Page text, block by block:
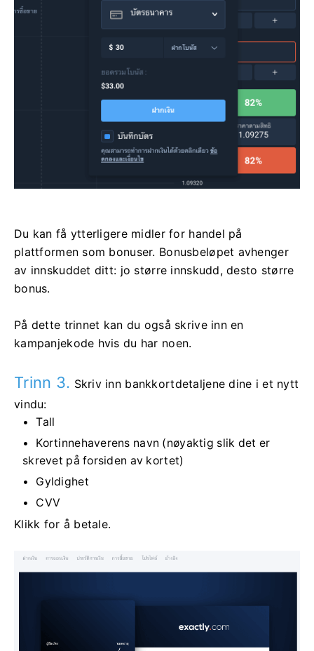
Du kan få ytterligere midler for handel på
plattformen som bonuser. Bonusbeløpet avhenger
av innskuddet ditt: jo større innskudd, desto større
bonus.
På dette trinnet kan du også skrive inn en
kampanjekode hvis du har noen.
Trinn 3. Skriv inn bankkortdetaljene dine i et nytt
vindu:
Tall
Kortinnehaverens navn (nøyaktig slik det er
skrevet på forsiden av kortet)
Gyldighet
CVV
Klikk for å betale.